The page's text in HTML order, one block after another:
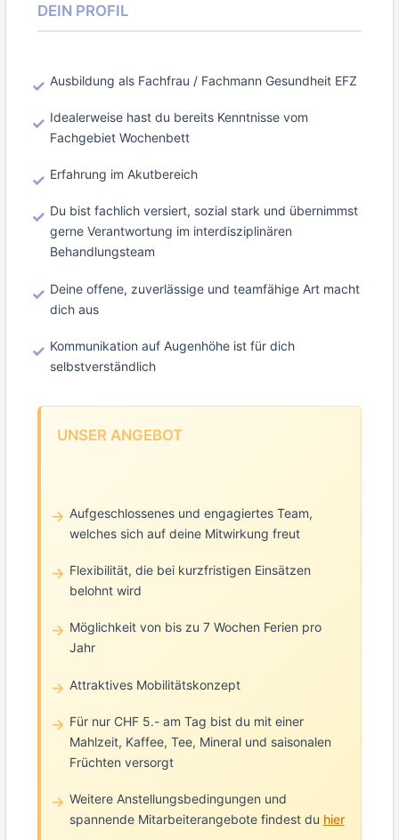
DEIN PROFIL
Ausbildung als Fachfrau / Fachmann Gesundheit EFZ
Idealerweise hast du bereits Kenntnisse vom
Fachgebiet Wochenbett
Erfahrung im Akutbereich
Du bist fachlich versiert, sozial stark und übernimmst
gerne Verantwortung im interdisziplinären
Behandlungsteam
Deine offene, zuverlässige und teamfähige Art macht
dich aus
Kommunikation auf Augenhöhe ist für dich
selbstverständlich
UNSER ANGEBOT
Aufgeschlossenes und engagiertes Team,
welches sich auf deine Mitwirkung freut
Flexibilität, die bei kurzfristigen Einsätzen
belohnt wird
Möglichkeit von bis zu 7 Wochen Ferien pro
Jahr
Attraktives Mobilitätskonzept
Für nur CHF 5.- am Tag bist du mit einer
Mahlzeit, Kaffee, Tee, Mineral und saisonalen
Früchten versorgt
Weitere Anstellungsbedingungen und
spannende Mitarbeiterangebote findest du hier